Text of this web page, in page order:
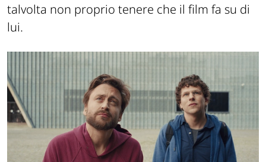
talvolta non proprio tenere che il film fa su di
lui.